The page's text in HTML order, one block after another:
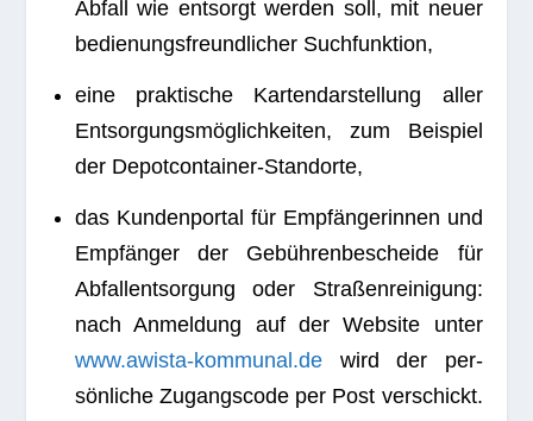
Abfall wie ent­sorgt wer­den soll, mit neuer
bedie­nungs­freund­li­cher Suchfunktion,
eine prak­ti­sche Kar­ten­dar­stel­lung aller
Ent­sor­gungs­mög­lich­kei­ten, zum Bei­spiel
der Depotcontainer-Standorte,
das Kun­den­por­tal für Emp­fän­ge­rin­nen und
Emp­fän­ger der Gebüh­ren­be­scheide für
Abfall­ent­sor­gung oder Stra­ßen­rei­ni­gung:
nach Anmel­dung auf der Web­site unter
www.awista-kommunal.dewird der per­
sön­li­che Zugangs­code per Post ver­schickt.